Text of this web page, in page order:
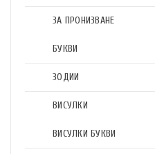
ЗА ПРОНИЗВАНЕ
БУКВИ
ЗОДИИ
ВИСУЛКИ
ВИСУЛКИ БУКВИ